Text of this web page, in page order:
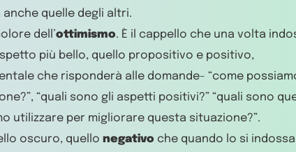
quelle degli altri.
dell’ottimismo. È il cappello che una volta
più bello, quello propositivo e positivo,
che risponderà alle domande- “come
“quali sono gli aspetti positivi?” “quali sono
utilizzare per migliorare questa situazione?”.
oscuro, quello negativo che quando lo si